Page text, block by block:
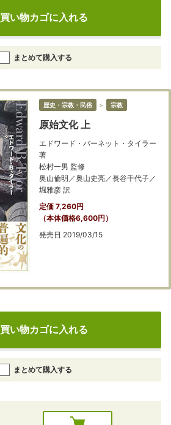
買い物カゴに入れる
まとめて購入する
歴史・宗教・民俗 ＞ 宗教
原始文化 上
エドワード・バーネット・タイラー
著
松村一男 監修
奥山倫明／奥山史亮／長谷千代子／
堀雅彦 訳
定価 7,260円
（本体価格6,600円）
発売日 2019/03/15
買い物カゴに入れる
まとめて購入する